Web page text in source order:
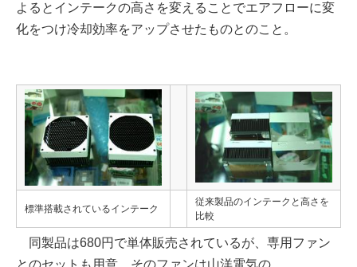
よるとインテークの高さを変えることでエアフローに変
化をつけ冷却効率をアップさせたものとのこと。
標準搭載されているインテーク
従来製品のインテークと高さを
比較
同製品は680円で単体販売されているが、専用ファン
とのセットも用意。そのファンは山洋電気の